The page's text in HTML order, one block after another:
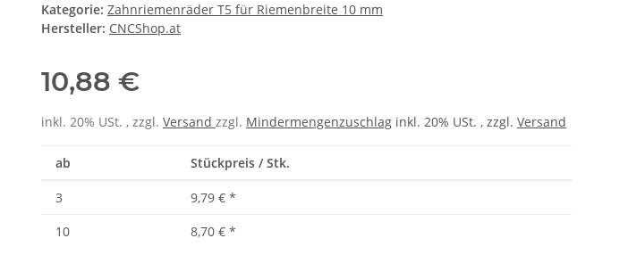
Kategorie: Zahnriemenräder T5 für Riemenbreite 10 mm
Hersteller: CNCShop.at
10,88 €
inkl. 20% USt. , zzgl. Versand zzgl. Mindermengenzuschlag inkl. 20% USt. , zzgl. Versand
ab Stückpreis / Stk.
3 9,79 € *
10
8,70 € *